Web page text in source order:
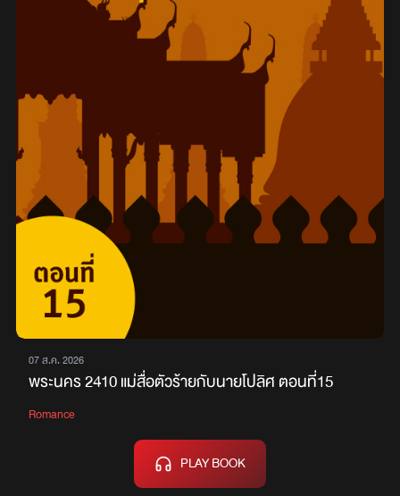
07 ส.ค. 2026
พระนคร 2410 แม่สื่อตัวร้ายกับนายโปลิศ ตอนที่15
Romance
PLAY BOOK